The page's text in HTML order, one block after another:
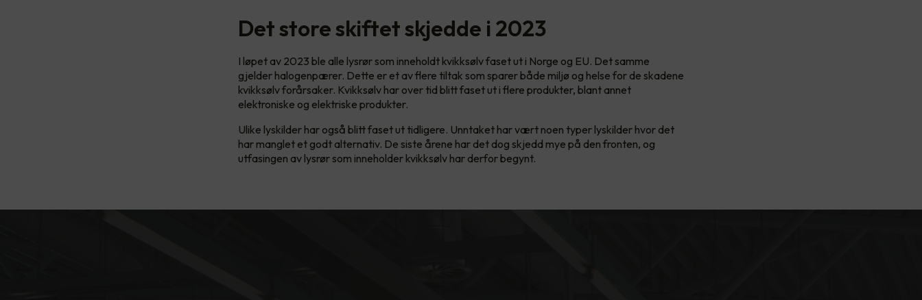
Det store skiftet skjedde i 2023
I løpet av 2023 ble alle lysrør som inneholdt kvikksølv faset ut i Norge og EU. Det samme
gjelder halogenpærer. Dette er et av flere tiltak som sparer både miljø og helse for de skadene
kvikksølv forårsaker. Kvikksølv har over tid blitt faset ut i flere produkter, blant annet
elektroniske og elektriske produkter.
Ulike lyskilder har også blitt faset ut tidligere. Unntaket har vært noen typer lyskilder hvor det
har manglet et godt alternativ. De siste årene har det dog skjedd mye på den fronten, og
utfasingen av lysrør som inneholder kvikksølv har derfor begynt.